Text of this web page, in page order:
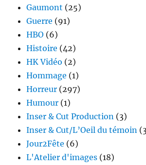
Gaumont (25)
Guerre (91)
HBO (6)
Histoire (42)
HK Vidéo (2)
Hommage (1)
Horreur (297)
Humour (1)
Inser & Cut Production (3)
Inser & Cut/L’Oeil du témoin
Jour2Fête (6)
L'Atelier d'images (18)